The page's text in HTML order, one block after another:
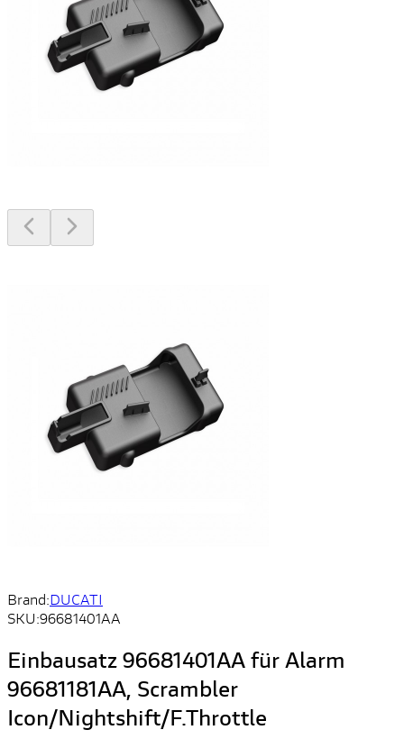
Brand:DUCATI
SKU:96681401AA
Einbausatz 96681401AA für Alarm
96681181AA, Scrambler
Icon/Nightshift/F.Throttle